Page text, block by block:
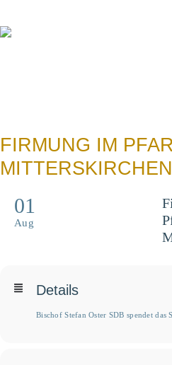
FIRMUNG IM
MITTERSKIRCHEN
01
Aug
Details
Bischof Stefan Oster SDB spendet das